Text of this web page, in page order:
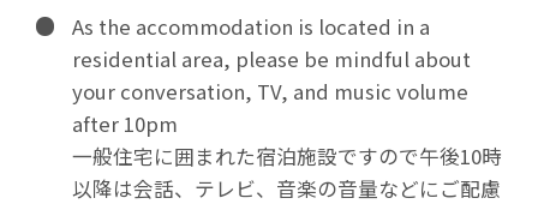
As the accommodation is located in a
residential area, please be mindful about
your conversation, TV, and music volume
after 10pm
一般住宅に囲まれた宿泊施設ですので午後10時
以降は会話、テレビ、音楽の音量などにご配慮